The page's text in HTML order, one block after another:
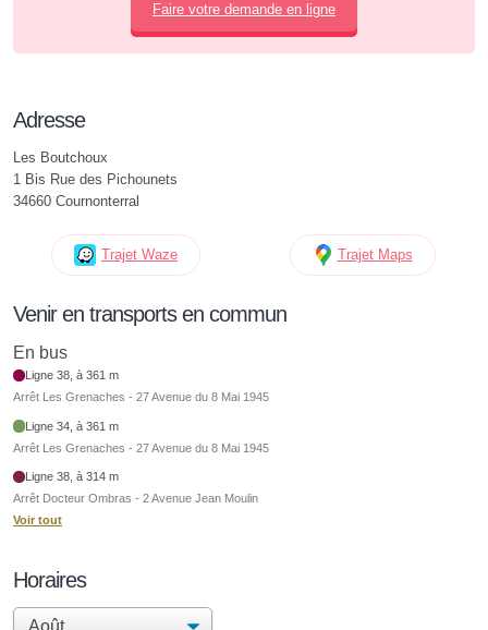
Faire votre demande en ligne
Adresse
Les Boutchoux
1 Bis Rue des Pichounets
34660 Cournonterral
Trajet Waze Trajet Maps
Venir en transports en commun
En bus
Ligne 38, à 361 m
Arrêt Les Grenaches - 27 Avenue du 8 Mai 1945
Ligne 34, à 361 m
Arrêt Les Grenaches - 27 Avenue du 8 Mai 1945
Ligne 38, à 314 m
Arrêt Docteur Ombras - 2 Avenue Jean Moulin
Voir tout
Horaires